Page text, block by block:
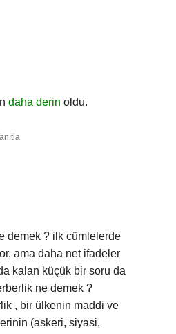
daha derin oldu.
demek ? ilk cümlelerde
ama daha net ifadeler
kalan küçük bir soru da
ne demek ?
, bir ülkenin maddi ve
(askeri, siyasi,